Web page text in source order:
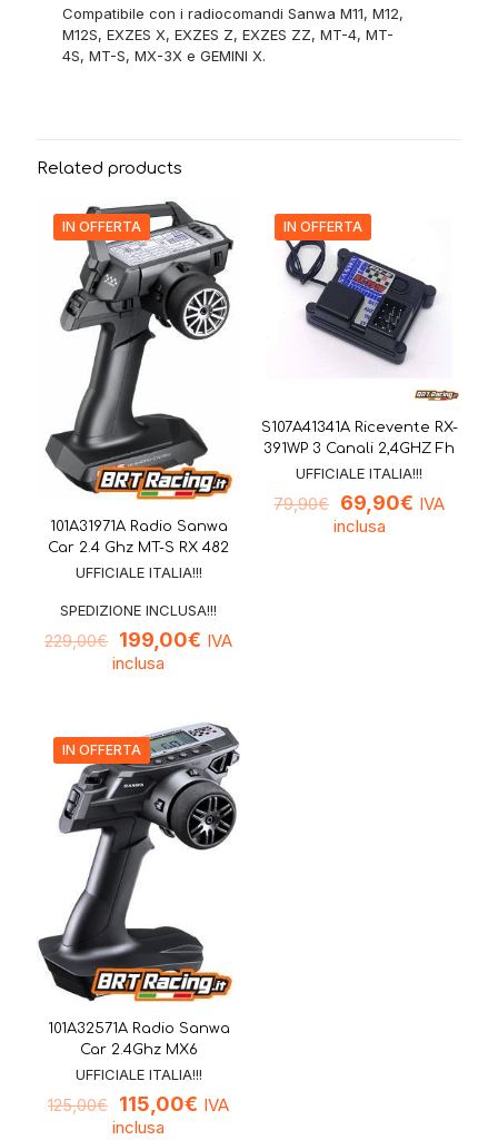
Compatibile con i radiocomandi Sanwa M11, M12,
M12S, EXZES X, EXZES Z, EXZES ZZ, MT-4, MT-
4S, MT-S, MX-3X e GEMINI X.
Related products
IN OFFERTA
101A31971A Radio Sanwa
Car 2.4 Ghz MT-S RX 482
UFFICIALE ITALIA!!!
SPEDIZIONE INCLUSA!!!
229,00€ 199,00€ IVA
inclusa
IN OFFERTA
S107A41341A Ricevente RX-
391WP 3 Canali 2,4GHZ Fh
UFFICIALE ITALIA!!!
79,90€ 69,90€ IVA
inclusa
IN OFFERTA
101A32571A Radio Sanwa
Car 2.4Ghz MX6
UFFICIALE ITALIA!!!
125,00€ 115,00€ IVA
inclusa